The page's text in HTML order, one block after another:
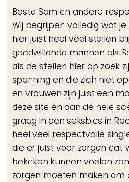
Beste Sam en andere
Wij begrijpen volledig wat
hier juist heel veel stellen
goedwillende mannen als
als de stellen hier op zoek
spanning en die zich niet
en vrouwen zijn juist een
deze site en aan de hele
graag in een seksbios in
heel veel respectvolle
die er juist voor zorgen dat
bekeken kunnen voelen
zorgen moeten maken om